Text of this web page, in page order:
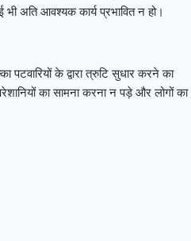
अति आवश्यक कार्य प्रभावित न हो।
के द्वारा त्रुटि सुधार करने का
का सामना करना न पड़े और लोगों का